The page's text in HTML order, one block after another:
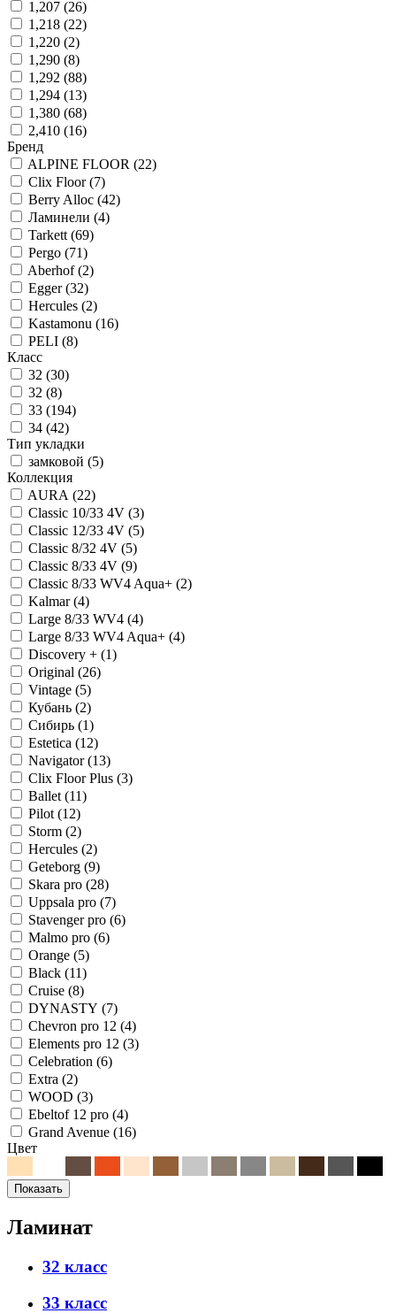
1,207 (26)
1,218 (22)
1,220 (2)
1,290 (8)
1,292 (88)
1,294 (13)
1,380 (68)
2,410 (16)
Бренд
ALPINE FLOOR (22)
Clix Floor(7)
Berry Alloc (42)
Ламинели (4)
Tarkett(69)
Pergo (71)
Aberhof(2)
Egger(32)
Hercules (2)
Kastamonu (16)
PELI (8)
Класс
32 (30)
32 (8)
33 (194)
34 (42)
Тип укладки
замковой (5)
Коллекция
AURA (22)
Classic 10/33 4V (3)
Classic 12/33 4V (5)
Classic 8/32 4V (5)
Classic 8/33 4V (9)
Classic 8/33 WV4 Aqua+ (2)
Kalmar(4)
Large 8/33 WV4 (4)
Large 8/33 WV4 Aqua+ (4)
Discovery + (1)
Original (26)
Vintage (5)
Кубань (2)
Сибирь (1)
Estetica (12)
Navigator(13)
Clix Floor Plus (3)
Ballet(11)
Pilot(12)
Storm (2)
Hercules (2)
Geteborg (9)
Skara pro (28)
Uppsala pro (7)
Stavenger pro (6)
Malmo pro (6)
Orange (5)
Black (11)
Cruise (8)
DYNASTY (7)
Chevron pro 12 (4)
Elements pro 12 (3)
Celebration (6)
Extra (2)
WOOD (3)
Ebeltof 12 pro (4)
Grand Avenue (16)
Цвет
Ламинат
32 класс
33 класс